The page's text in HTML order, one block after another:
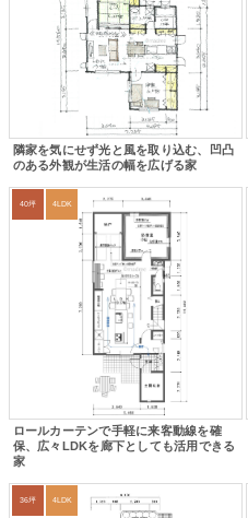
隣家を気にせず光と風を取り込む、凹凸
のある外観が生活の幅を広げる家
40坪 4LDK
ロールカーテンで手軽に来客動線を確
保、広々LDKを廊下としても活用できる
家
36坪 4LDK